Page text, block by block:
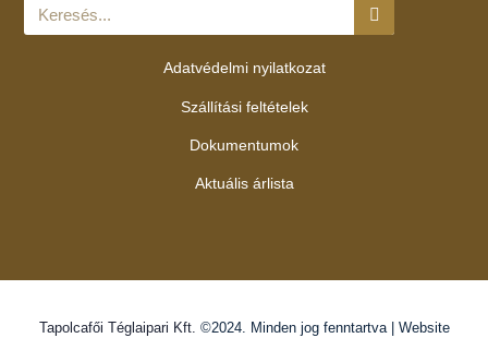
Adatvédelmi nyilatkozat
Szállítási feltételek
Dokumentumok
Aktuális árlista
Tapolcafői Téglaipari Kft. ©2024. Minden jog fenntartva | Website